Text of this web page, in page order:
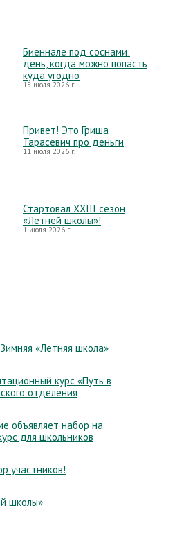
Биеннале под соснами:
день, когда можно попасть
куда угодно
15 июля 2026 г.
Привет! Это Гриша
Тарасевич про деньги
11 июля 2026 г.
Стартовал XXIII сезон
«Летней школы»!
1 июля 2026 г.
«Летняя школа»
курс «Путь в
отделения
объявляет набор на
для школьников
участников!
школы»